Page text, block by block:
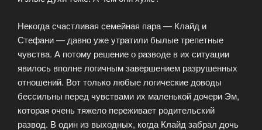
Некогда счастливая семейная пара — Клайд и
Стефани — давно уже утратили былые трепетные
чувства. А потому решение о разводе в их ситуации
явилось вполне логичным завершением разрушенных
отношений. Вот только любые логические доводы
бессильны перед чувствами их маленькой дочери Эм,
которая очень тяжело переживает родительский
развод. В один из выходных, когда Клайд забрал дочь